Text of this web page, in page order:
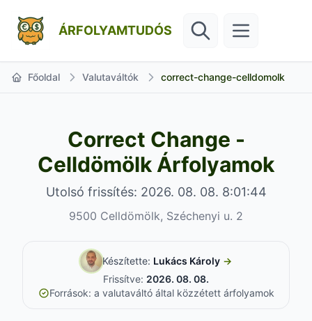
ÁRFOLYAMTUDÓS
Főoldal Valutaváltók correct-change-celldomolk
Correct Change -
Celldömölk Árfolyamok
Utolsó frissítés: 2026. 08. 08. 8:01:44
9500 Celldömölk, Széchenyi u. 2
Készítette: Lukács Károly →
Frissítve: 2026. 08. 08.
Források: a valutaváltó által közzétett árfolyamok